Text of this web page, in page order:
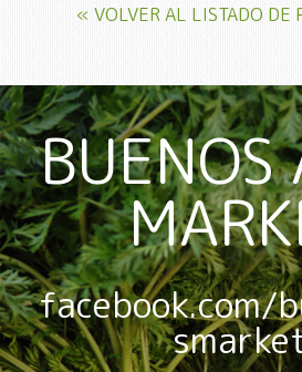
« VOLVER AL LISTADO DE
BUENOS
facebook.com/